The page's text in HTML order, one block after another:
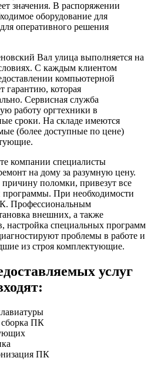
значения. В распоряжении
оборудование для
оперативного решения
Вал улица выполняется на
С каждым клиентом
компьютерной
гарантию, которая
Сервисная служба
работу оргтехники в
сроки. На складе имеются
(более доступные по цене)
компании специалисты
на дому за разумную цену.
поломки, привезут все
При необходимости
Профессиональным
внешних, а также
настройка специальных программ
проблемы в работе и
из строя комплектующие.
услуг
сборка ПК
ПК